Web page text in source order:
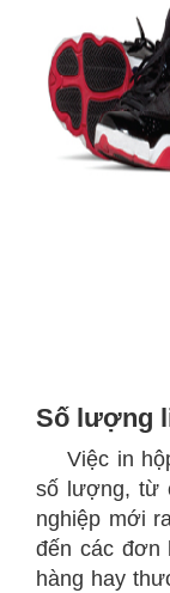
Số lượng
Việc in
số lượng, từ
nghiệp mới
đến các đơn
hàng hay